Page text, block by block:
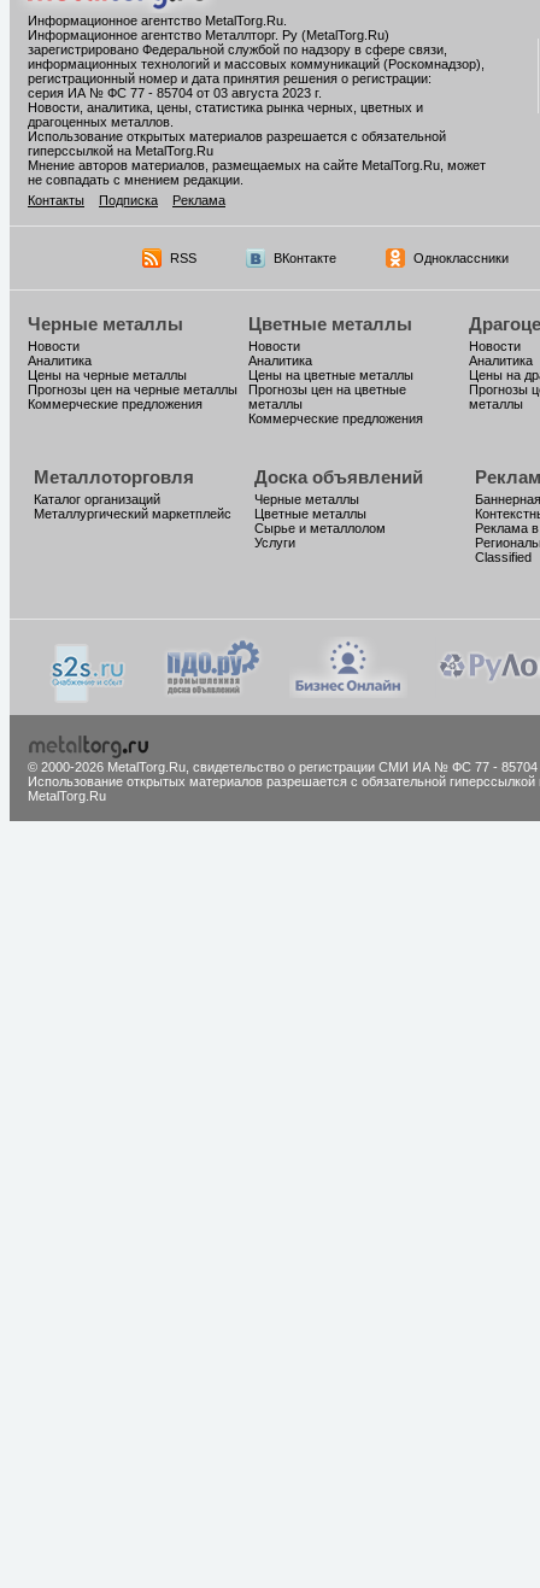
Информационное агентство MetalTorg.Ru
Информационное агентство Металлторг. Ру (MetalTorg.Ru)
зарегистрировано Федеральной службой по надзору в сфере связи,
информационных технологий и массовых коммуникаций (Роскомнадзор),
регистрационный номер и дата принятия решения о регистрации:
серия ИА № ФС 77 - 85704 от 03 августа 2023 г.
Новости, аналитика, цены, статистика рынка черных, цветных и
драгоценных металлов.
Использование открытых материалов разрешается с обязательной
гиперссылкой на MetalTorg.Ru
Мнение авторов материалов, размещаемых на сайте MetalTorg.Ru, может
не совпадать с мнением редакции.
Контакты
Подписка Реклама
RSS ВКонтакте Одноклассники
Черные металлы
Новости
Аналитика
Цены на черные металлы
Прогнозы цен на черные металлы
Коммерческие предложения
Цветные металлы
Новости
Аналитика
Цены на цветные металлы
Прогнозы цен на цветные
металлы
Коммерческие предложения
Новости
Аналитика
Цены на
Прогнозы
металлы
Металлоторговля
Каталог организаций
Металлургический маркетплейс
Доска объявлений
Черные металлы
Цветные металлы
Сырье и металлолом
Услуги
Реклама
Classified
© 2000-2026 MetalTorg.Ru, cвидетельство о регистрации СМИ ИА № ФС 77 - 85704
Использование открытых материалов разрешается с обязательной гиперссылкой
MetalTorg.Ru